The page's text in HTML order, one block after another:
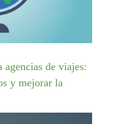
de viajes:
y mejorar la